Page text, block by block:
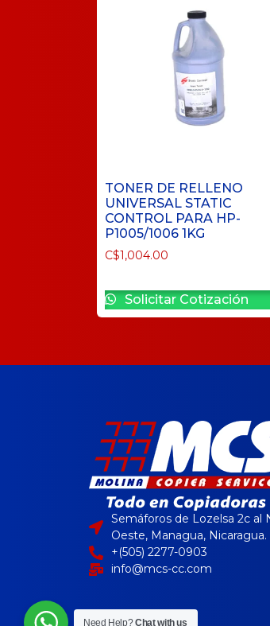
TONER DE RELLENO
UNIVERSAL STATIC
CONTROL PARA HP-
P1005/1006 1KG
C$1,004.00
Solicitar Cotización
Semáforos de Lozelsa 2c al
Oeste, Managua, Nicaragua.
+(505) 2277-0903
info@mcs-cc.com
Need Help?Chat with us